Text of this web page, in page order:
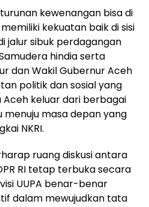
kewenangan bisa di
kekuatan baik di sisi
jalur sibuk perdagangan
hindia serta
dan Wakil Gubernur Aceh
politik dan sosial yang
keluar dari berbagai
masa depan yang
NKRI.
ruang diskusi antara
RI tetap terbuka secara
UUPA benar-benar
dalam mewujudkan tata